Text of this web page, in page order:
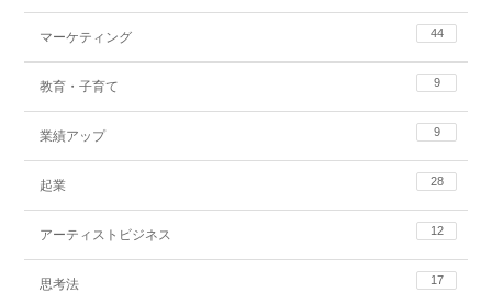
マーケティング 44
教育・子育て 9
業績アップ 9
起業 28
アーティストビジネス 12
思考法 17